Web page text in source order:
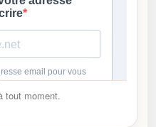
tout moment.